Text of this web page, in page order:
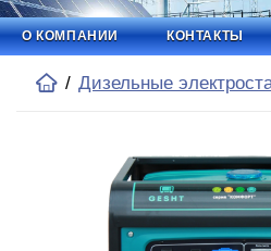
О КОМПАНИИ КОНТАКТЫ
Дизельные